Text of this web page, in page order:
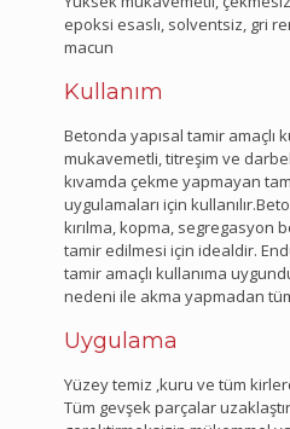
epoksi esaslı, solventsiz, gri
macun
Kullanım
Betonda yapısal tamir amaçlı
mukavemetli, titreşim ve
kıvamda çekme yapmayan
uygulamaları için
kırılma, kopma, segregasyon
tamir edilmesi için idealdir.
tamir amaçlı kullanıma
nedeni ile akma yapmadan
Uygulama
Yüzey temiz ,kuru ve tüm
Tüm gevşek parçalar